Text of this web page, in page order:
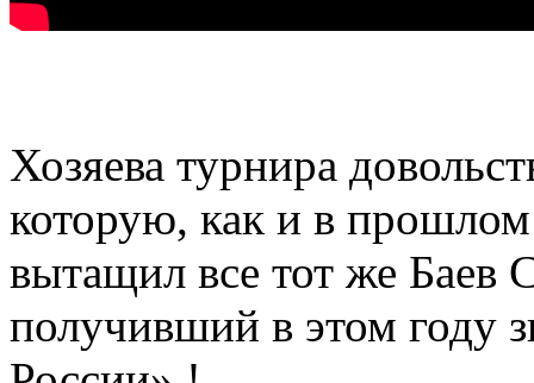
Хозяева турнира
которую, как и в
вытащил все тот же Баев
получивший в этом году